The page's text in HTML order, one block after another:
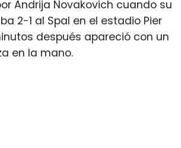
Andrija Novakovich cuando su
2-1 al Spal en el estadio Pier
después apareció con un
en la mano.